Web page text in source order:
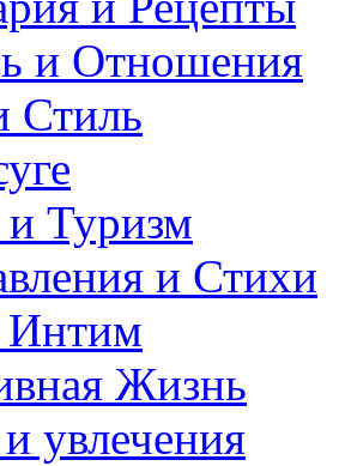
и Отношения
Стиль
Туризм
и Стихи
Интим
Жизнь
увлечения